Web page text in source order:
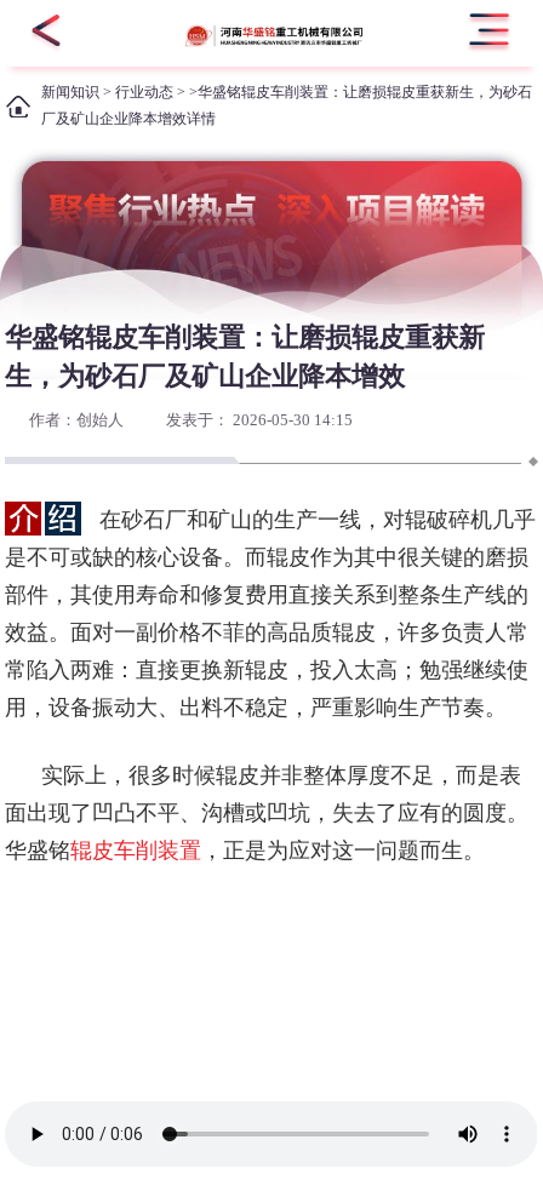
新闻知识 >行业动态 > >华盛铭辊皮车削装置：让磨损辊皮重获新生，为砂石
厂及矿山企业降本增效详情
华盛铭辊皮车削装置：让磨损辊皮重获新
生，为砂石厂及矿山企业降本增效
作者：创始人 发表于： 2026-05-30 14:15
在砂石厂和矿山的生产一线，对辊破碎机几乎
是不可或缺的核心设备。而辊皮作为其中很关键的磨损
部件，其使用寿命和修复费用直接关系到整条生产线的
效益。面对一副价格不菲的高品质辊皮，许多负责人常
常陷入两难：直接更换新辊皮，投入太高；勉强继续使
用，设备振动大、出料不稳定，严重影响生产节奏。
实际上，很多时候辊皮并非整体厚度不足，而是表
面出现了凹凸不平、沟槽或凹坑，失去了应有的圆度。
华盛铭辊皮车削装置 ，正是为应对这一问题而生。